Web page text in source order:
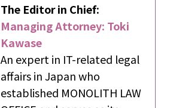
The Editor in Chief:
Managing Attorney: Toki
Kawase
An expert in IT-related legal
affairs in Japan who
established MONOLITH LAW